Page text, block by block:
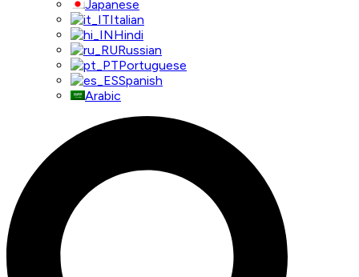
Japanese
Italian
Hindi
Russian
Portuguese
Spanish
Arabic